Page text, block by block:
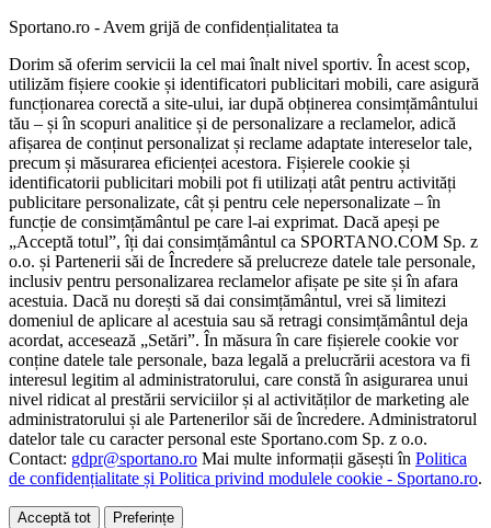
Sportano.ro - Avem grijă de confidențialitatea ta
Dorim să oferim servicii la cel mai înalt nivel sportiv. În acest scop,
utilizăm fișiere cookie și identificatori publicitari mobili, care asigură
funcționarea corectă a site-ului, iar după obținerea consimțământului
tău – și în scopuri analitice și de personalizare a reclamelor, adică
afișarea de conținut personalizat și reclame adaptate intereselor tale,
precum și măsurarea eficienței acestora. Fișierele cookie și
identificatorii publicitari mobili pot fi utilizați atât pentru activități
publicitare personalizate, cât și pentru cele nepersonalizate – în
funcție de consimțământul pe care l-ai exprimat. Dacă apeși pe
„Acceptă totul”, îți dai consimțământul ca SPORTANO.COM Sp. z
o.o. și Partenerii săi de Încredere să prelucreze datele tale personale,
inclusiv pentru personalizarea reclamelor afișate pe site și în afara
acestuia. Dacă nu dorești să dai consimțământul, vrei să limitezi
domeniul de aplicare al acestuia sau să retragi consimțământul deja
acordat, accesează „Setări”. În măsura în care fișierele cookie vor
conține datele tale personale, baza legală a prelucrării acestora va fi
interesul legitim al administratorului, care constă în asigurarea unui
nivel ridicat al prestării serviciilor și al activităților de marketing ale
administratorului și ale Partenerilor săi de încredere. Administratorul
datelor tale cu caracter personal este Sportano.com Sp. z o.o.
Contact: gdpr@sportano.ro Mai multe informații găsești în Politica
de confidențialitate și Politica privind modulele cookie - Sportano.ro.
Acceptă tot Preferințe